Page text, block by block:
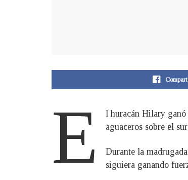
E
l huracán Hilary ganó
aguaceros sobre el
Durante la
siguiera ganando